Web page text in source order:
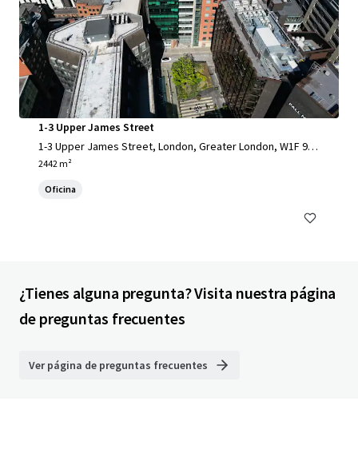
1-3 Upper James Street
1-3 Upper James Street, London, Greater London, W1F 9D
F, UK
2442 m²
Oficina
¿Tienes alguna pregunta? Visita nuestra página
de preguntas frecuentes
Ver página de preguntas frecuentes